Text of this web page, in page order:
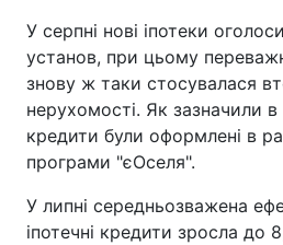
У серпні нові іпотеки
установ, при цьому
знову ж таки стосувалася
нерухомості. Як зазначили
кредити були оформлені в
програми "єОселя".
У липні середньозважена
іпотечні кредити зросла до